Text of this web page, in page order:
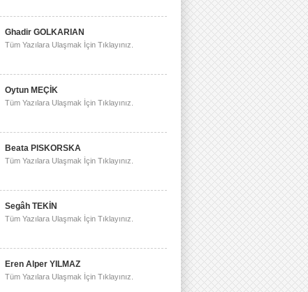
Ghadir GOLKARIAN
Tüm Yazılara Ulaşmak İçin Tıklayınız.
Oytun MEÇİK
Tüm Yazılara Ulaşmak İçin Tıklayınız.
Beata PISKORSKA
Tüm Yazılara Ulaşmak İçin Tıklayınız.
Segâh TEKİN
Tüm Yazılara Ulaşmak İçin Tıklayınız.
Eren Alper YILMAZ
Tüm Yazılara Ulaşmak İçin Tıklayınız.